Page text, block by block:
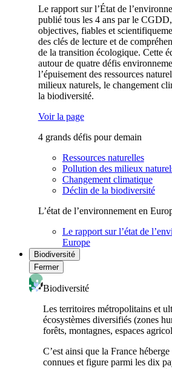
Le rapport sur l’État de
publié tous les 4 ans par le
objectives, fiables et
des clés de lecture et de
de la transition écologique. Cette
autour de quatre défis
l’épuisement des ressources
milieux naturels, le changement
la biodiversité.
Voir la page
4 grands défis pour demain
Ressources naturelles
Pollution des milieux
Changement climatique
Déclin de la biodiversité
L’état de l’environnement en
Le rapport sur l’état de
Europe
Biodiversité
Fermer
Biodiversité
Les territoires métropolitains et
écosystèmes diversifiés (zones
forêts, montagnes, espaces
C’est ainsi que la France
connues et figure parmi les dix